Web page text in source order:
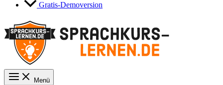
Gratis-Demoversion
Menü